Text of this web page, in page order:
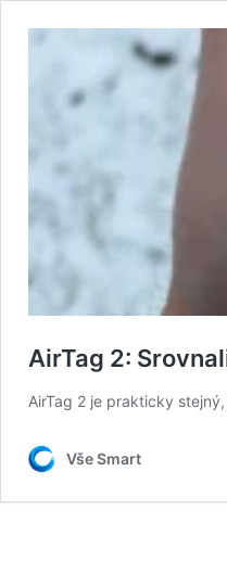
AirTag 2:
AirTag 2 je prakticky
Vše Smart